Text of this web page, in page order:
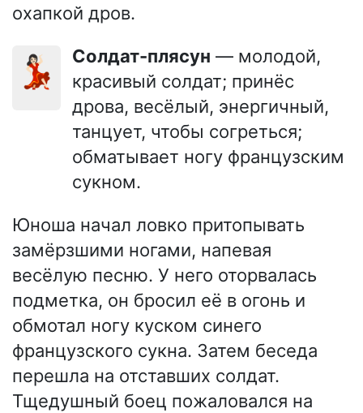
охапкой дров.
💃🏻 Солдат-плясун — молодой,
красивый солдат; принёс
дрова, весёлый, энергичный,
танцует, чтобы согреться;
обматывает ногу французским
сукном.
Юноша начал ловко притопывать
замёрзшими ногами, напевая
весёлую песню. У него оторвалась
подметка, он бросил её в огонь и
обмотал ногу куском синего
французского сукна. Затем беседа
перешла на отставших солдат.
Тщедушный боец пожаловался на